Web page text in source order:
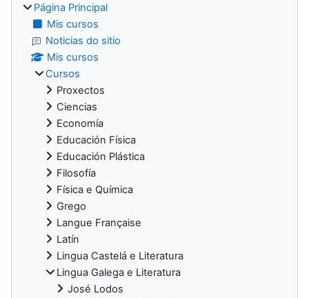
Página Principal
Mis cursos
Noticias do sitio
Mis cursos
Cursos
Proxectos
Ciencias
Economía
Educación Física
Educación Plástica
Filosofía
Física e Química
Grego
Langue Française
Latín
Lingua Castelá e Literatura
Lingua Galega e Literatura
José Lodos